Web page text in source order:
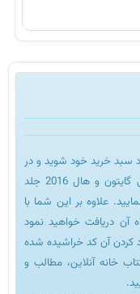
سبد خرید خود شوید و در
داخل جستجوی سایت کتاب فیزیولوژی پزشکی گایتون و هال 2016 جلد
علاوه بر این شما با
آن دریافت خواهید نمود
کردن آن کد خراشیده شده
خانه آنلاین، مطالب و